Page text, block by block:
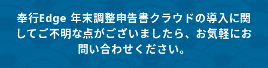
奉行Edge 年末調整申告書クラウドの導入に関
してご不明な点がございましたら、 お気軽にお
問い合わせください。